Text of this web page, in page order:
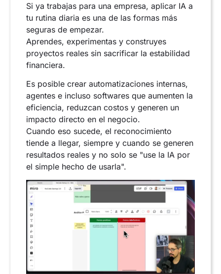
Si ya trabajas para una empresa, aplicar IA a
tu rutina diaria es una de las formas más
seguras de empezar.
Aprendes, experimentas y construyes
proyectos reales sin sacrificar la estabilidad
financiera.
Es posible crear automatizaciones internas,
agentes e incluso softwares que aumenten la
eficiencia, reduzcan costos y generen un
impacto directo en el negocio.
Cuando eso sucede, el reconocimiento
tiende a llegar, siempre y cuando se generen
resultados reales y no solo se "use la IA por
el simple hecho de usarla".